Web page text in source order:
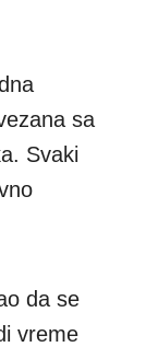
sa
Svaki
da se
vreme